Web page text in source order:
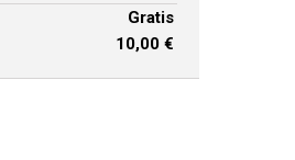
Gratis
10,00 €